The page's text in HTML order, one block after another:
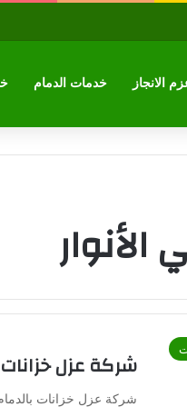
الانجاز خدمات الدمام
شركة عزل خزانات
شركة عزل خزانات